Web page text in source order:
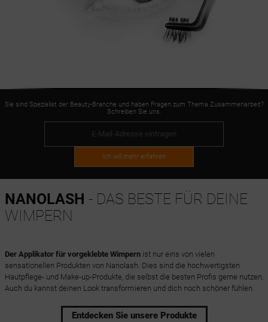
Sie sind Spezialist der Beauty-Branche und haben Fragen zum Thema Zusammenarbeit?
Schreiben Sie uns.
Ich will mehr erfahren
NANOLASH - DAS BESTE FÜR DEINE
WIMPERN
Der Applikator für vorgeklebte Wimpernist nur eins von vielen
sensationellen Produkten von Nanolash. Dies sind die hochwertigsten
Hautpflege- und Make-up-Produkte, die selbst die besten Profis gerne nutzen.
Auch du kannst deinen Look transformieren und dich noch schöner fühlen.
Entdecken Sie unsere Produkte